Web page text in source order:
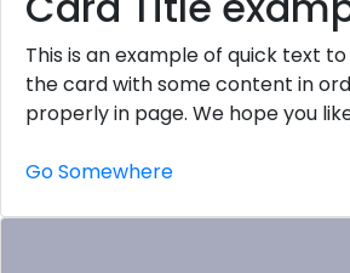
This is an example of quick text
the card with some content in
properly in page. We hope you
Go Somewhere